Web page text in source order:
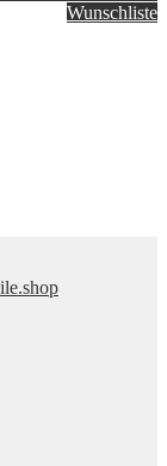
Wunschliste